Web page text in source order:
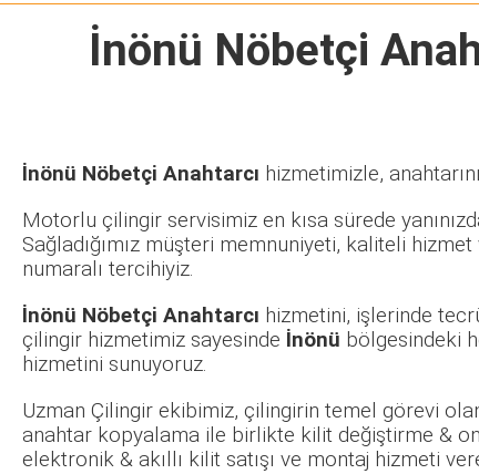
İnönü Nöbetçi
İnönü Nöbetçi Anahtarcı hizmetimizle,
Motorlu çilingir servisimiz en kısa sürede
Sağladığımız müşteri memnuniyeti, kaliteli
numaralı tercihiyiz.
İnönü Nöbetçi Anahtarcı hizmetini, işlerinde
çilingir hizmetimiz sayesinde İnönü bölgesindeki
hizmetini sunuyoruz.
Uzman Çilingir ekibimiz, çilingirin temel görevi
anahtar kopyalama ile birlikte kilit değiştirme &
elektronik & akıllı kilit satışı ve montaj hizmeti